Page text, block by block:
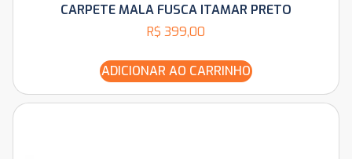
CARPETE MALA FUSCA ITAMAR PRETO
R$ 399,00
ADICIONAR AO CARRINHO